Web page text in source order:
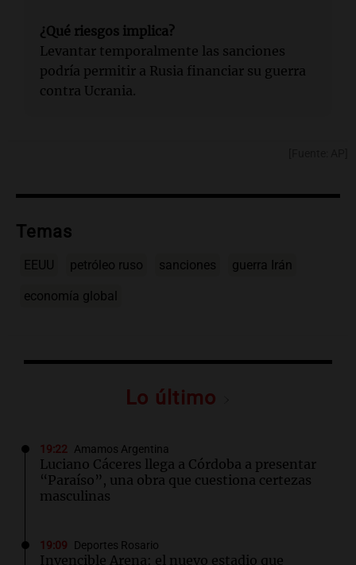
¿Qué riesgos implica?
Levantar temporalmente las sanciones
podría permitir a Rusia financiar su guerra
contra Ucrania.
Temas
EEUU petróleo ruso sanciones guerra Irán
economía global
Lo último
19:22 Amamos Argentina
Luciano Cáceres llega a Córdoba a presentar
“Paraíso”, una obra que cuestiona certezas
masculinas
19:09 Deportes Rosario
Invencible Arena: el nuevo estadio que